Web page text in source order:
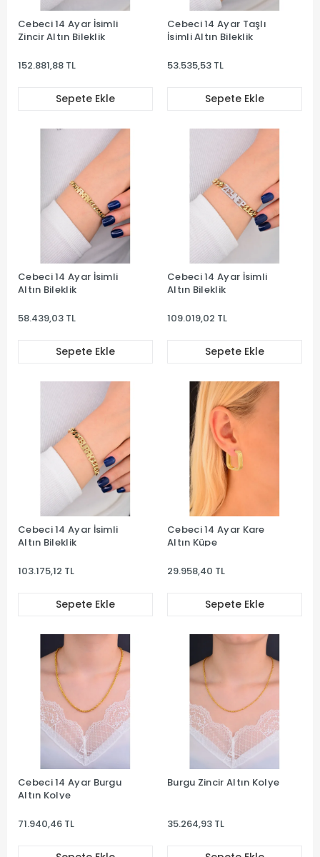
Cebeci 14 Ayar İsimli
Zincir Altın Bileklik
152.881,88 TL
Sepete Ekle
Cebeci 14 Ayar Taşlı
İsimli Altın Bileklik
53.535,53 TL
Sepete Ekle
Cebeci 14 Ayar İsimli
Altın Bileklik
58.439,03 TL
Sepete Ekle
Cebeci 14 Ayar İsimli
Altın Bileklik
109.019,02 TL
Sepete Ekle
Cebeci 14 Ayar İsimli
Altın Bileklik
103.175,12 TL
Sepete Ekle
Cebeci 14 Ayar Kare
Altın Küpe
29.958,40 TL
Sepete Ekle
Cebeci 14 Ayar Burgu
Altın Kolye
71.940,46 TL
Burgu Zincir Altın Kolye
35.264,93 TL